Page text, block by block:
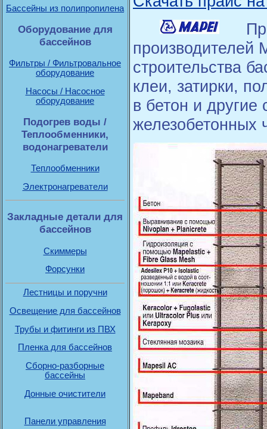
Бассейны из полипропилена
Оборудование для
бассейнов
Фильтры / Фильтровальное
оборудование
Насосы / Насосное
оборудование
Подогрев воды /
Теплообменники,
водонагреватели
Теплообменники
Электронагреватели
Закладные детали для
бассейнов
Скиммеры
Форсунки
Лестницы и поручни
Освещение для бассейнов
Трубы и фитинги из ПВХ
Пленка для бассейнов
Сборно-разборные
бассейны
Донные очистители
Панели управления
производителей
строительства
клеи, затирки,
в бетон и другие
железобетонных